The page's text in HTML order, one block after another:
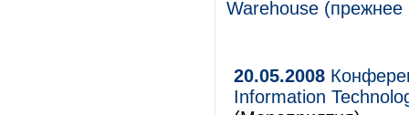
Warehouse
20.05.2008
Information